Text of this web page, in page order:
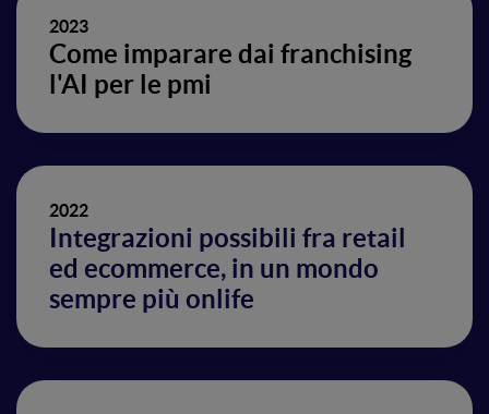
2023
Come imparare dai franchising
l'AI per le pmi
2022
Integrazioni possibili fra retail
ed ecommerce, in un mondo
sempre più onlife